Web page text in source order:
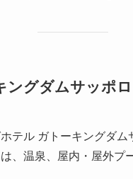
グダムサッポ
テル ガトーキングダム
、温泉、屋内・屋外プ